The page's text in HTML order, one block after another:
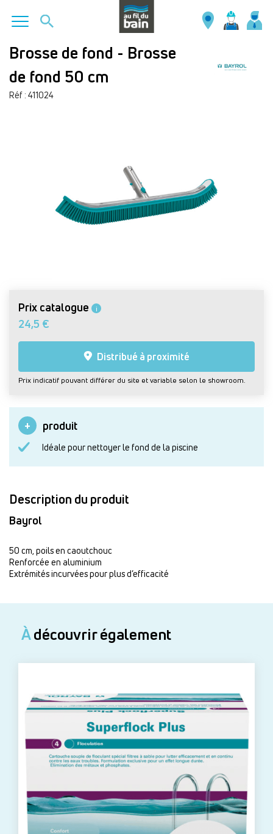
Aller
contenu
principal
Brosse de fond - Brosse
de fond 50 cm
Réf : 411024
Prix catalogue i
24,5 €
Distribué à proximité
Prix indicatif pouvant différer du site et variable selon le showroom.
produit
Idéale pour nettoyer le fond de la piscine
Description du produit
Bayrol
50 cm, poils en caoutchouc
Renforcée en aluminium
Extrémités incurvées pour plus d’efficacité
Àdécouvrir également